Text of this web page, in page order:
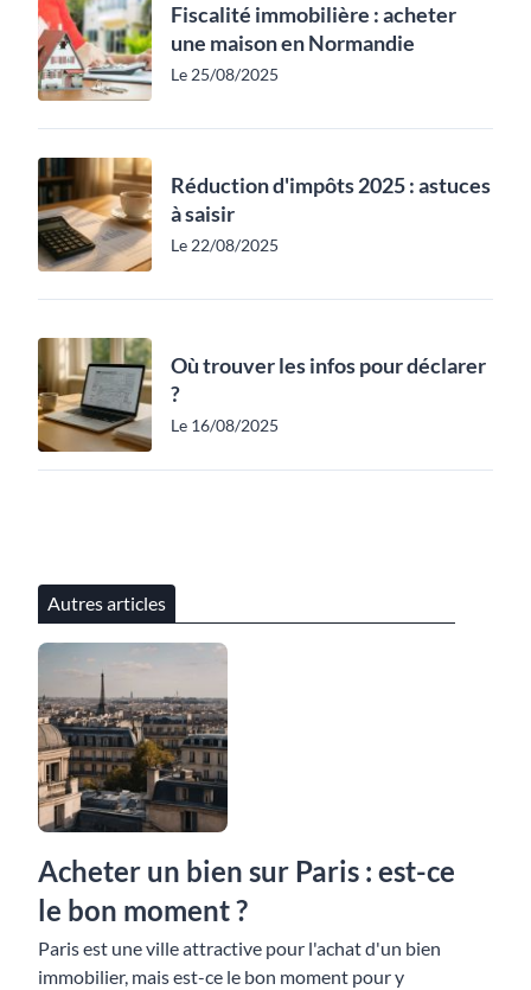
Fiscalité immobilière : acheter
une maison en Normandie
Le 25/08/2025
Réduction d'impôts 2025 : astuces
à saisir
Le 22/08/2025
Où trouver les infos pour déclarer
?
Le 16/08/2025
Autres articles
Acheter un bien sur Paris : est-ce
le bon moment ?
Paris est une ville attractive pour l'achat d'un bien
immobilier, mais est-ce le bon moment pour y